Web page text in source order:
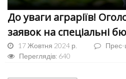
До уваги аграріїв!
заявок на спеціальні
17 Жовтня 2024 р.
Прес-
Переглядів: 640